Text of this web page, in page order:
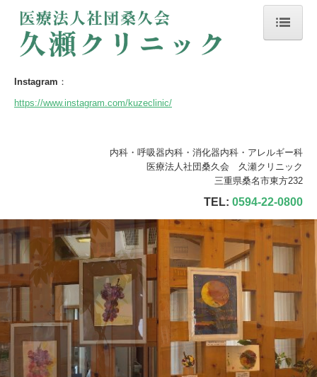
ホーム
医師紹介
診療のご案内
交通案内
Instagram ：
https://www.instagram.com/kuzeclinic/
内科・呼吸器内科・消化器内科・アレルギー科
医療法人社団桑久会 久瀬クリニック
三重県桑名市東方232
TEL: 0594-22-0800